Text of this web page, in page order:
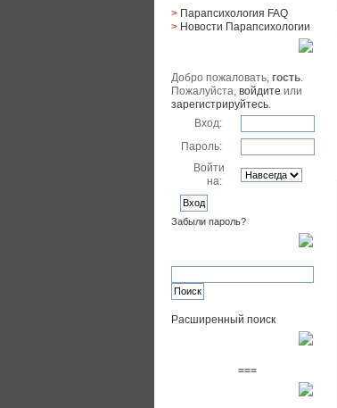
> Парапсихология FAQ
> Новости Парапсихологии
Добро пожаловать,гость.
Пожалуйста,войдите или
зарегистрируйтесь.
Вход:
Пароль:
Войти
на:
Забыли пароль?
Расширенный поиск
===